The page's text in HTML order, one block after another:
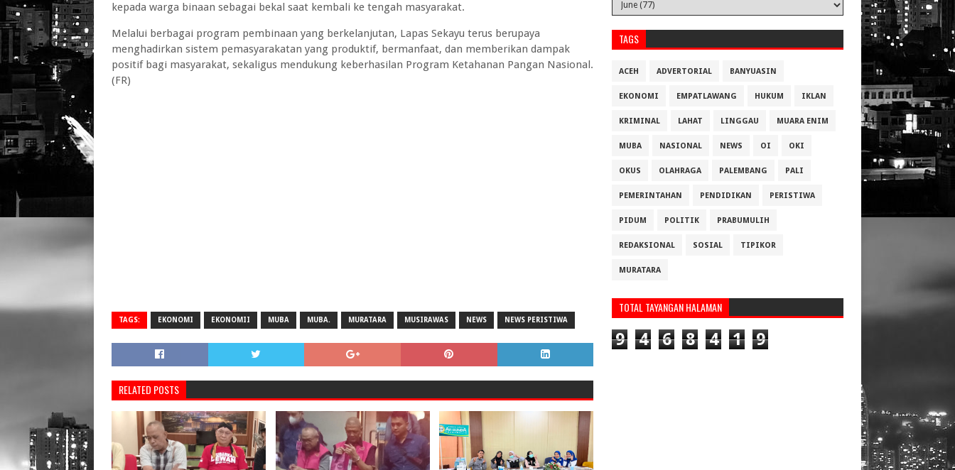
kepada warga binaan sebagai bekal saat kembali ke tengah masyarakat.
Melalui berbagai program pembinaan yang berkelanjutan, Lapas Sekayu terus berupaya
menghadirkan sistem pemasyarakatan yang produktif, bermanfaat, dan memberikan dampak
positif bagi masyarakat, sekaligus mendukung keberhasilan Program Ketahanan Pangan Nasional.
(FR)
TAGS: EKONOMI EKONOMII MUBA MUBA. MURATARA MUSIRAWAS NEWS NEWS PERISTIWA
RELATED POSTS
TAGS
ACEH ADVERTORIAL BANYUASIN
EKONOMI EMPATLAWANG HUKUM IKLAN
KRIMINAL LAHAT LINGGAU MUARA ENIM
MUBA NASIONAL NEWS OI OKI
OKUS OLAHRAGA PALEMBANG PALI
PEMERINTAHAN PENDIDIKAN PERISTIWA
PIDUM POLITIK PRABUMULIH
REDAKSIONAL SOSIAL TIPIKOR
MURATARA
TOTAL TAYANGAN HALAMAN
9 4 6 8 4 1 9